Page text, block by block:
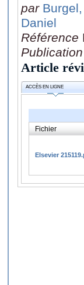
par
Daniel
Référence
Publication
Article
ACCÈS EN LIGNE
Fichier
Elsevier